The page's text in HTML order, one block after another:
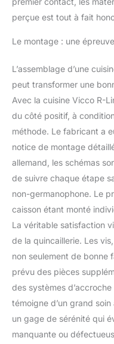
perçue est tout à fait
Le montage : une
L’assemblage d’une
peut transformer une
Avec la cuisine Vicco R-
du côté positif, à
méthode. Le fabricant a
notice de montage
allemand, les schémas
de suivre chaque étape
non-germanophone. Le
caisson étant monté
La véritable satisfaction
de la quincaillerie. Les
non seulement de bonne
prévu des pièces
des systèmes
témoigne d’un grand
un gage de sérénité qui
manquante ou